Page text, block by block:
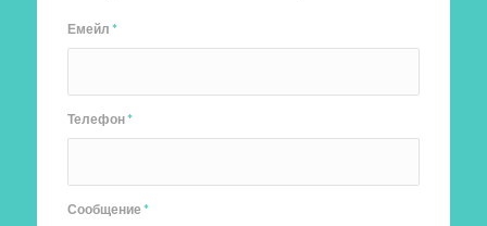
Емейл*
Телефон*
Сообщение*